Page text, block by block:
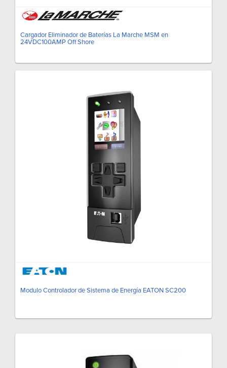
Cargador Eliminador de Baterías La Marche MSM en
24VDC100AMP Off Shore
Modulo Controlador de Sistema de Energía EATON SC200